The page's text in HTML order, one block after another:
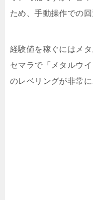
ため、手動操作での
経験値を稼ぐにはメ
セマラで「メタルウ
のレベリングが非常